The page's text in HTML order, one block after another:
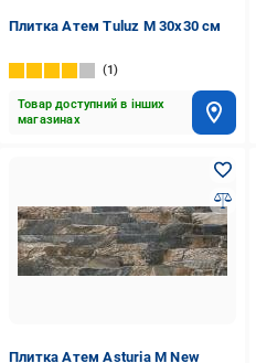
Плитка Атем Tuluz M 30x30 см
1
Товар доступний в інших
магазинах
Плитка Атем Asturia M New